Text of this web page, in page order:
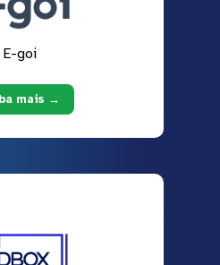
E-goi
mais →